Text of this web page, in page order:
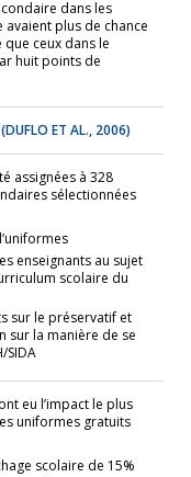
dans les
plus de chance
que ceux dans le
huit points de
(DUFLO ET AL., 2006)
assignées à 328
sélectionnées
enseignants au sujet
scolaire du
sur le préservatif et
sur la manière de se
SIDA
eu l’impact le plus
uniformes gratuits
scolaire de 15%